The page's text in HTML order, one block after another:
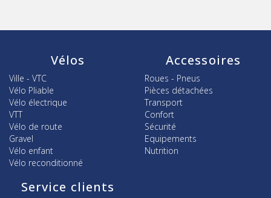
Vélos
Ville - VTC
Vélo Pliable
Vélo électrique
VTT
Vélo de route
Gravel
Vélo enfant
Vélo reconditionné
Accessoires
Roues - Pneus
Pièces détachées
Transport
Confort
Sécurité
Equipements
Nutrition
Service clients